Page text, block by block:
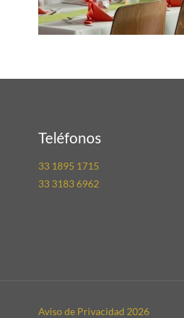
Teléfonos
33 1895 1715
33 3183 6962
Aviso de Privacidad 2026